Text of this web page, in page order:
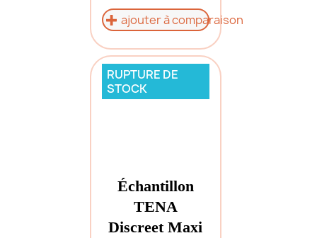
ajouter à comparaison
Échantillon
TENA
Discreet Maxi
RUPTURE DE
STOCK